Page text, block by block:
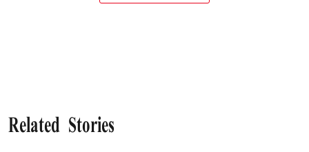
Related Stories